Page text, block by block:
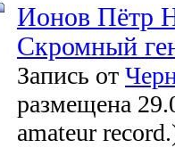
Ионов Пётр
Скромный
Запись от
размещена
amateur